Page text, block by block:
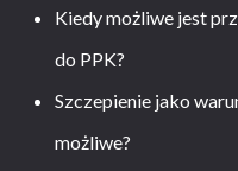
Kiedy możliwe jest
do PPK?
Szczepienie jako
możliwe?